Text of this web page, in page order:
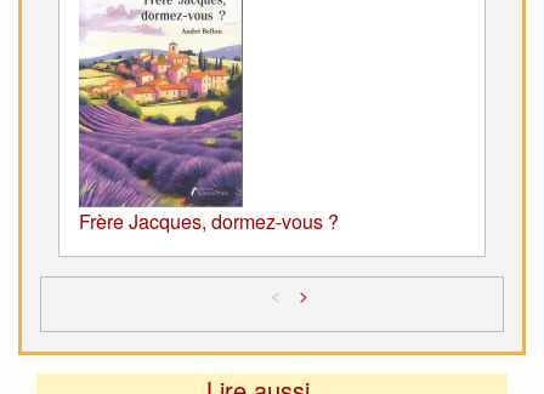
Frère Jacques, dormez-vous ?
< >